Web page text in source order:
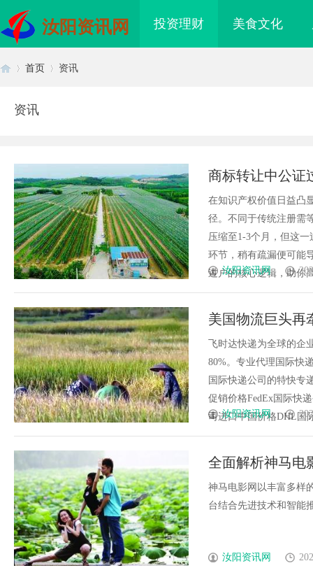
汝阳资讯网 投资理财 美食文化
首页 资讯
资讯
商标转让中公证
在知识产权价值日益凸
径。不同于传统注册需
压缩至1-3个月，但这
环节，稍有疏漏便可能
过户的核心逻辑，助你
汝阳资讯网
美国物流巨头再
递_上飞时达快
飞时达快递为全球的企
80%。专业代理国际快
国际快递公司的特快专
促销价格FedEx国际快
司进口中国价格DHL国
汝阳资讯网
全面解析神马电
神马电影网以丰富多样
台结合先进技术和智能
汝阳资讯网
费看电影的多种途径 武汉配眼镜 上海配眼镜